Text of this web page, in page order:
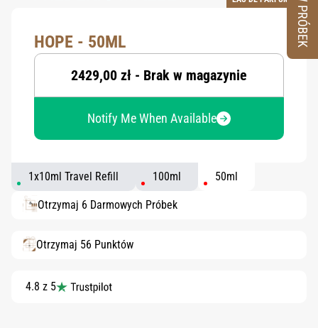
HOPE - 50ML
2429,00 zł - Brak w magazynie
Notify Me When Available
1x10ml Travel Refill 100ml 50ml
Otrzymaj 6 Darmowych Próbek
Otrzymaj 56 Punktów
4.8 z 5